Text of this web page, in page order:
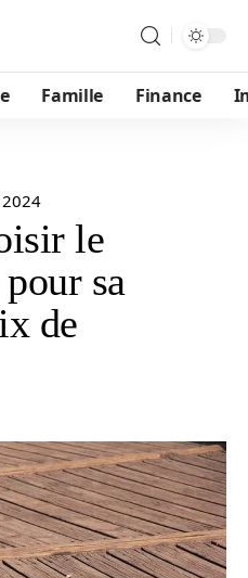
Famille Finance
le
sa
de